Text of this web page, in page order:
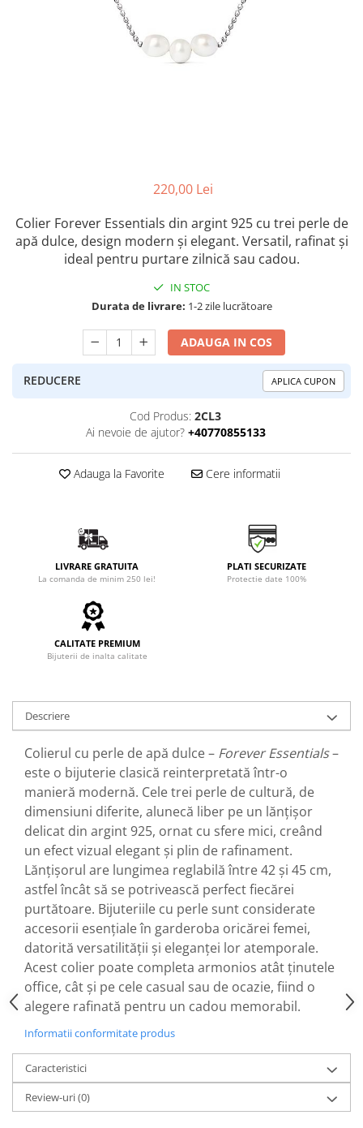
Colectia „ Bijuterii cu Email ”
220,00 Lei
Colier Forever Essentials din argint 925 cu trei perle de
apă dulce, design modern și elegant. Versatil, rafinat și
ideal pentru purtare zilnică sau cadou.
IN STOC
Durata de livrare: 1-2 zile lucrătoare
ADAUGA IN COS
REDUCERE APLICA CUPON
Cod Produs: 2CL3
Ai nevoie de ajutor? +40770855133
Adauga la Favorite Cere informatii
LIVRARE GRATUITA
La comanda de minim 250 lei!
PLATI SECURIZATE
Protectie date 100%
CALITATE PREMIUM
Bijuterii de inalta calitate
Descriere
Colierul cu perle de apă dulce – Forever Essentials–
este o bijuterie clasică reinterpretată într-o
manieră modernă. Cele trei perle de cultură, de
dimensiuni diferite, alunecă liber pe un lănțișor
delicat din argint 925, ornat cu sfere mici, creând
un efect vizual elegant și plin de rafinament.
Lănțișorul are lungimea reglabilă între 42 și 45 cm,
astfel încât să se potrivească perfect fiecărei
purtătoare. Bijuteriile cu perle sunt considerate
accesorii esențiale în garderoba oricărei femei,
datorită versatilității și eleganței lor atemporale.
Acest colier poate completa armonios atât ținutele
office, cât și pe cele casual sau de ocazie, fiind o
alegere rafinată pentru un cadou memorabil.
Informatii conformitate produs
Caracteristici
Review-uri(0)